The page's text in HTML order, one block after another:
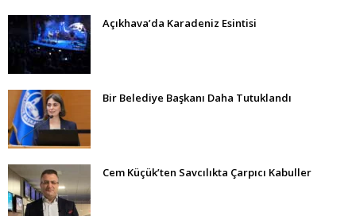
Açıkhava’da Karadeniz Esintisi
Bir Belediye Başkanı Daha Tutuklandı
Cem Küçük’ten Savcılıkta Çarpıcı Kabuller